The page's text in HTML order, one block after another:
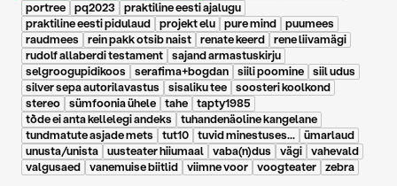
portree
pq2023
praktiline eesti ajalugu
praktiline eesti pidulaud
projekt elu pure mind
puumees
raudmees
rein pakk otsib naist renate keerd
rene liivamägi
rudolf allaberdi testament
sajand armastuskirju
selgroogupidikoos
serafima+bogdan siili poomine
siil udus
silver sepa autorilavastus
sisaliku tee
soosteri koolkond
stereo
sümfoonia ühele tahe
tapty1985
tõde ei anta kellelegi andeks
tuhandenäoline kangelane
tundmatute asjade mets
tut10 tuvid minestuses...
ümarlaud
unusta/unista
uusteater hiiumaal vaba(n)dus vägi
vahevald
valgusaed
vanemuise biitlid viimne voor voogteater zebra